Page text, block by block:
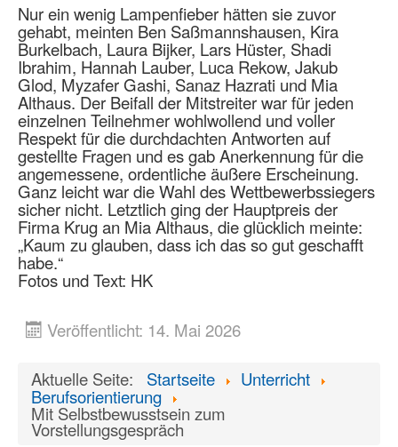
Nur ein wenig Lampenfieber hätten sie zuvor
gehabt, meinten Ben Saßmannshausen, Kira
Burkelbach, Laura Bijker, Lars Hüster, Shadi
Ibrahim, Hannah Lauber, Luca Rekow, Jakub
Glod, Myzafer Gashi, Sanaz Hazrati und Mia
Althaus. Der Beifall der Mitstreiter war für jeden
einzelnen Teilnehmer wohlwollend und voller
Respekt für die durchdachten Antworten auf
gestellte Fragen und es gab Anerkennung für die
angemessene, ordentliche äußere Erscheinung.
Ganz leicht war die Wahl des Wettbewerbssiegers
sicher nicht. Letztlich ging der Hauptpreis der
Firma Krug an Mia Althaus, die glücklich meinte:
„Kaum zu glauben, dass ich das so gut geschafft
habe.“
Fotos und Text: HK
Veröffentlicht: 14. Mai 2026
Aktuelle Seite: Startseite Unterricht
Berufsorientierung
Mit Selbstbewusstsein zum
Vorstellungsgespräch